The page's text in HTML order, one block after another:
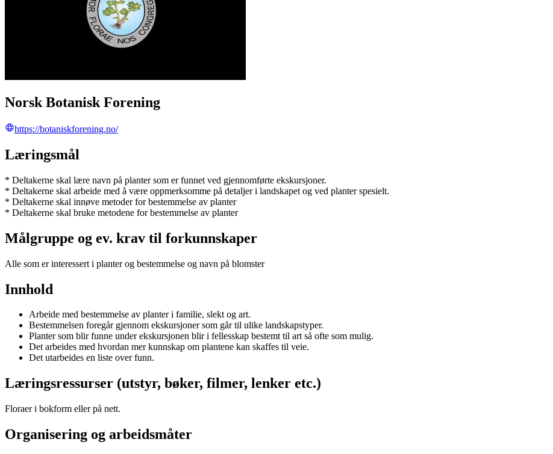
Norsk Botanisk Forening
https://botaniskforening.no/
Læringsmål
* Deltakerne skal lære navn på planter som er funnet ved gjennomførte ekskursjoner.
* Deltakerne skal arbeide med å være oppmerksomme på detaljer i landskapet og ved planter spesielt.
* Deltakerne skal innøve metoder for bestemmelse av planter
* Deltakerne skal bruke metodene for bestemmelse av planter
Målgruppe og ev. krav til forkunnskaper
Alle som er interessert i planter og bestemmelse og navn på blomster
Innhold
Arbeide med bestemmelse av planter i familie, slekt og art.
Bestemmelsen foregår gjennom ekskursjoner som går til ulike landskapstyper.
Planter som blir funne under ekskursjonen blir i fellesskap bestemt til art så ofte som mulig.
Det arbeides med hvordan mer kunnskap om plantene kan skaffes til veie.
Det utarbeides en liste over funn.
Læringsressurser (utstyr, bøker, filmer, lenker etc.)
Floraer i bokform eller på nett.
Organisering og arbeidsmåter